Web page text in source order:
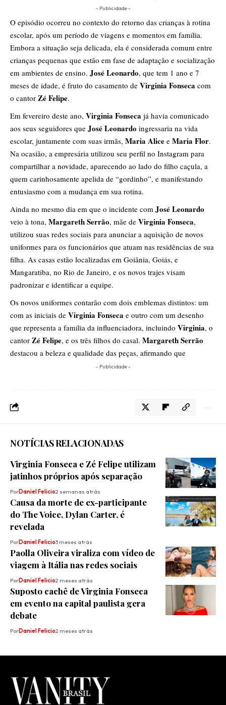
- Publicidade -
O episódio ocorreu no contexto do retorno das crianças à rotina
escolar, após um período de viagens e momentos em família.
Embora a situação seja delicada, ela é considerada comum entre
crianças pequenas que estão em fase de adaptação e socialização
em ambientes de ensino. José Leonardo, que tem 1 ano e 7
meses de idade, é fruto do casamento de Virginia Fonseca com
o cantor Zé Felipe.
Em fevereiro deste ano, Virginia Fonseca já havia comunicado
aos seus seguidores que José Leonardo ingressaria na vida
escolar, juntamente com suas irmãs, Maria Alice e Maria Flor.
Na ocasião, a empresária utilizou seu perfil no Instagram para
compartilhar a novidade, aparecendo ao lado do filho caçula, a
quem carinhosamente apelida de “gordinho”, e manifestando
entusiasmo com a mudança em sua rotina.
Ainda no mesmo dia em que o incidente com José Leonardo
veio à tona, Margareth Serrão, mãe de Virginia Fonseca,
utilizou suas redes sociais para anunciar a aquisição de novos
uniformes para os funcionários que atuam nas residências de sua
filha. As casas estão localizadas em Goiânia, Goiás, e
Mangaratiba, no Rio de Janeiro, e os novos trajes visam
padronizar e identificar a equipe.
Os novos uniformes contarão com dois emblemas distintos: um
com as iniciais de Virginia Fonseca e outro com um desenho
que representa a família da influenciadora, incluindo Virginia, o
cantor Zé Felipe, e os três filhos do casal. Margareth Serrão
destacou a beleza e qualidade das peças, afirmando que
- Publicidade -
NOTÍCIAS RELACIONADAS
Virginia Fonseca e Zé Felipe utilizam
jatinhos próprios após separação
PorDaniel Felicio2 semanas atrás
Causa da morte de ex-participante
do The Voice, Dylan Carter, é
revelada
PorDaniel Felicio3 meses atrás
Paolla Oliveira viraliza com vídeo de
viagem à Itália nas redes sociais
PorDaniel Felicio2 meses atrás
Suposto cachê de Virginia Fonseca
em evento na capital paulista gera
debate
PorDaniel Felicio2 meses atrás